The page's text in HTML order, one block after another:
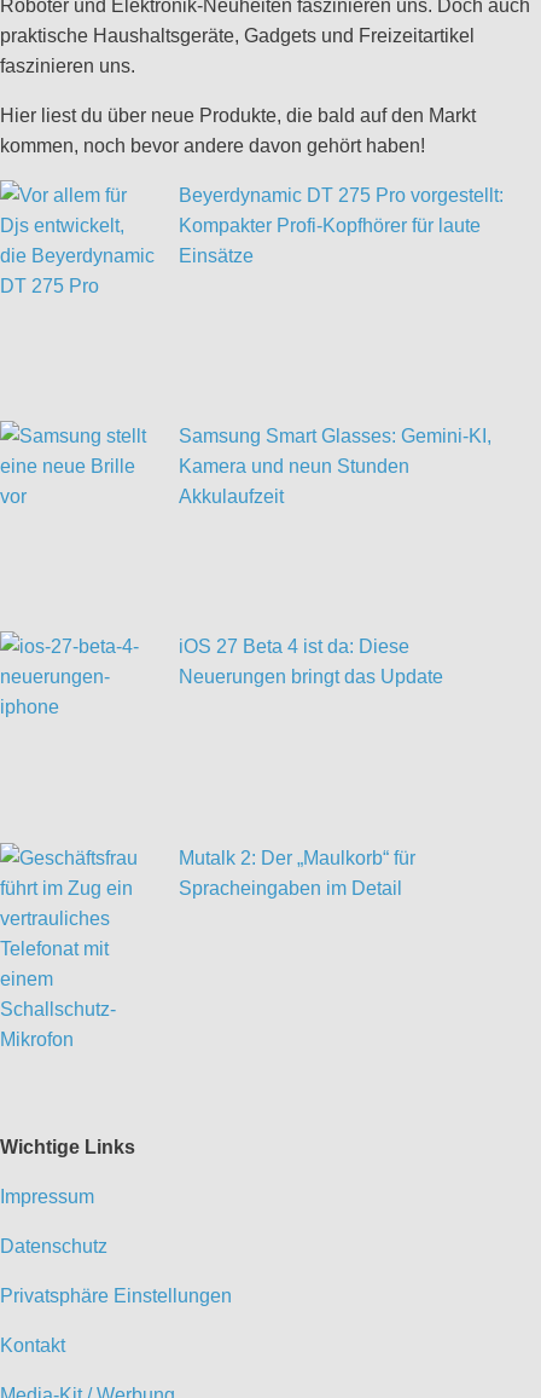
Roboter und Elektronik-Neuheiten faszinieren uns. Doch auch
praktische Haushaltsgeräte, Gadgets und Freizeitartikel
faszinieren uns.
Hier liest du über neue Produkte, die bald auf den Markt
kommen, noch bevor andere davon gehört haben!
Beyerdynamic DT 275 Pro vorgestellt:
Kompakter Profi-Kopfhörer für laute
Einsätze
Samsung Smart Glasses: Gemini-KI,
Kamera und neun Stunden
Akkulaufzeit
iOS 27 Beta 4 ist da: Diese
Neuerungen bringt das Update
Mutalk 2: Der „Maulkorb“ für
Spracheingaben im Detail
Wichtige Links
Impressum
Datenschutz
Privatsphäre Einstellungen
Kontakt